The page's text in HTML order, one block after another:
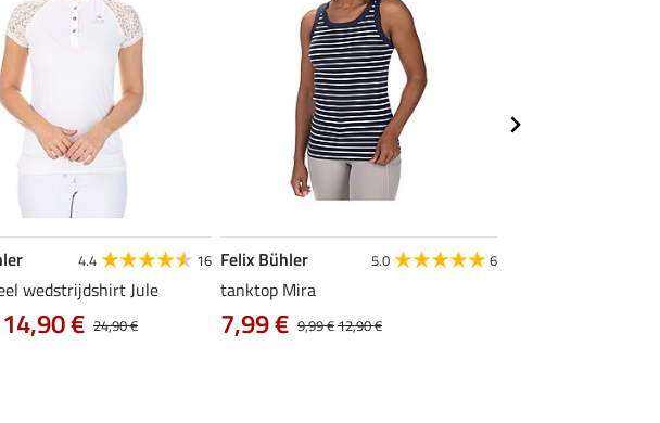
4.4 16
wedstrijdshirt Jule
24,90 €
€
Felix Bühler 5.0 6
tanktop Mira
9,99 €12,90 €
7,99 €